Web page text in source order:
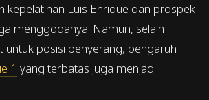
kepelatihan Luis Enrique dan prospek
menggodanya. Namun, selain
untuk posisi penyerang, pengaruh
1 yang terbatas juga menjadi